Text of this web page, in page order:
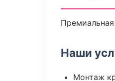
Наши
Монтаж